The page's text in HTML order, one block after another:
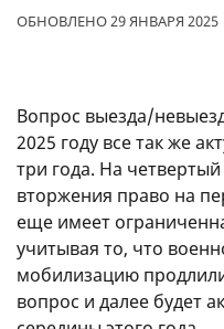
ОБНОВЛЕНО 29 ЯНВАРЯ 2025
Вопрос выезда/
2025 году все так же
три года. На
вторжения право на
еще имеет
учитывая то, что
мобилизацию
вопрос и далее будет